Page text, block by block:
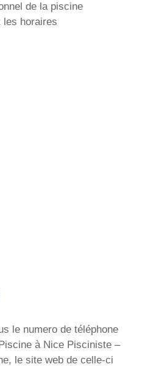
de la piscine
horaires
le numero de téléphone
à Nice Pisciniste –
, le site web de celle-ci